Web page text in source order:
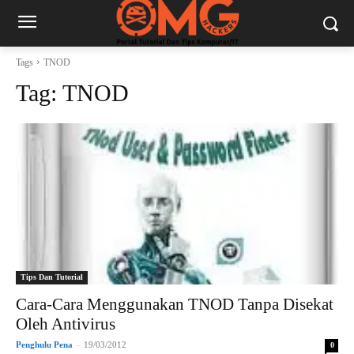
Tags TNOD
Tag: TNOD
Tips Dan Tutorial
Cara-Cara Menggunakan TNOD Tanpa Disekat
Oleh Antivirus
Penghulu Pena - 19/03/2012 0